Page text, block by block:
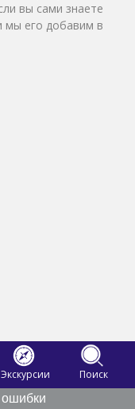
Экскурсии
Поиск
ошибки
вы сами знаете
мы его добавим в